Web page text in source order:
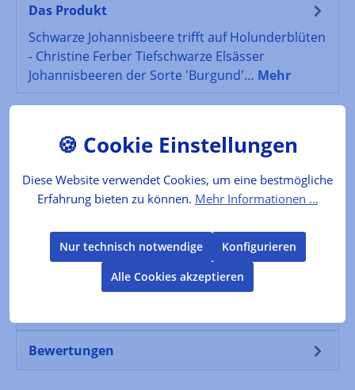
Das Produkt
Schwarze Johannisbeere trifft auf Holunderblüten
- Christine Ferber Tiefschwarze Elsässer
Johannisbeeren der Sorte 'Burgund'… Mehr
Folgende Infos zum Hersteller sind verfübar...
Mehr
Lebensmittelkennzeichnung
Verkehrsbezeichnung: Zubereitung von frischem
Obst (Schwarze Johannisbeere und
Holunderblüten) Zutaten: Frische schwarze Joh…
Bewertungen
Diese Website verwendet Cookies, um eine bestmögliche
Erfahrung bieten zu können. Mehr Informationen ...
Nur technisch notwendige
Konfigurieren
Alle Cookies akzeptieren